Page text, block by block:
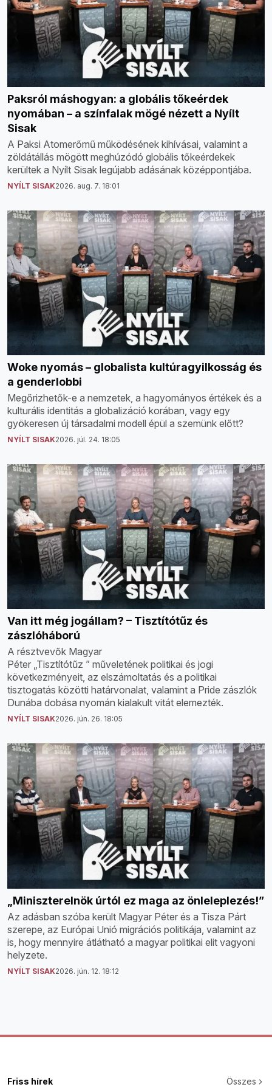
Paksról máshogyan: a globális tőkeérdek
nyomában – a színfalak mögé nézett a Nyílt
Sisak
A Paksi Atomerőmű működésének kihívásai, valamint a
zöldátállás mögött meghúzódó globális tőkeérdekek
kerültek a Nyílt Sisak legújabb adásának középpontjába.
NYÍLT SISAK2026. aug. 7. 18:01
Woke nyomás – globalista kultúragyilkosság és
a genderlobbi
Megőrizhetők-e a nemzetek, a hagyományos értékek és a
kulturális identitás a globalizáció korában, vagy egy
gyökeresen új társadalmi modell épül a szemünk előtt?
NYÍLT SISAK2026. júl. 24. 18:05
Van itt még jogállam? – Tisztítótűz és
zászlóháború
A résztvevők Magyar
Péter „Tisztítótűz ” műveletének politikai és jogi
következményeit, az elszámoltatás és a politikai
tisztogatás közötti határvonalat, valamint a Pride zászlók
Dunába dobása nyomán kialakult vitát elemezték.
NYÍLT SISAK2026. jún. 26. 18:05
„Miniszterelnök úrtól ez maga az önleleplezés!”
Az adásban szóba került Magyar Péter és a Tisza Párt
szerepe, az Európai Unió migrációs politikája, valamint az
is, hogy mennyire átlátható a magyar politikai elit vagyoni
helyzete.
NYÍLT SISAK2026. jún. 12. 18:12
Friss hírek Összes